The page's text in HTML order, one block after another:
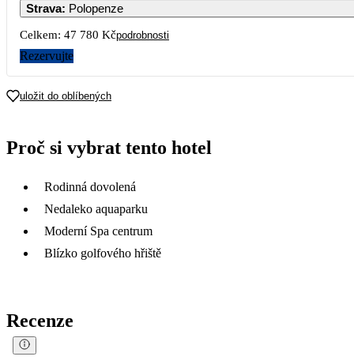
Strava: Polopenze
Celkem: 47 780 Kčpodrobnosti
Rezervujte
uložit do oblíbených
Proč si vybrat tento hotel
Rodinná dovolená
Nedaleko aquaparku
Moderní Spa centrum
Blízko golfového hřiště
Recenze